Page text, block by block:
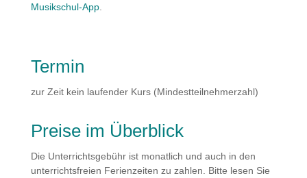
Musikschul-App.
Termin
zur Zeit kein laufender Kurs (Mindestteilnehmerzahl)
Preise im Überblick
Die Unterrichtsgebühr ist monatlich und auch in den
unterrichtsfreien Ferienzeiten zu zahlen. Bitte lesen Sie